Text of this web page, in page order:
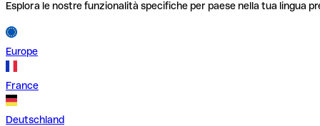
Esplora le nostre funzionalità specifiche per paese nella tua lingua
Europe
France
Deutschland